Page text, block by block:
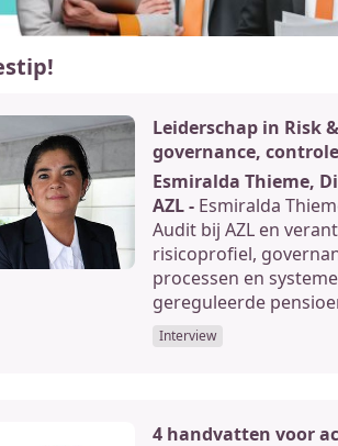
Leiderschap in Risk
governance,
Esmiralda Thieme,
AZL - Esmiralda
Audit bij AZL en
risicoprofiel,
processen en
gereguleerde
Interview
4 handvatten voor